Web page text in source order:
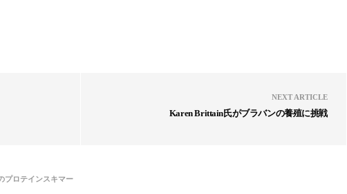
NEXT ARTICLE
Karen Brittain氏がブラバンの養殖に挑戦
プロテインスキマー